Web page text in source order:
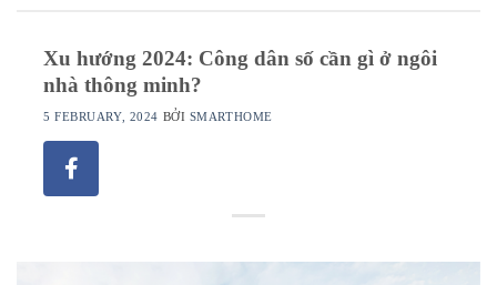
Xu hướng 2024: Công dân số cần gì ở ngôi
nhà thông minh?
5 FEBRUARY, 2024 BỞI SMARTHOME